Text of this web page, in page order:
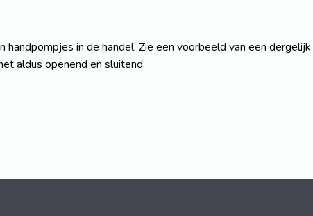
handpompjes in de handel. Zie een voorbeeld van een
aldus openend en sluitend.